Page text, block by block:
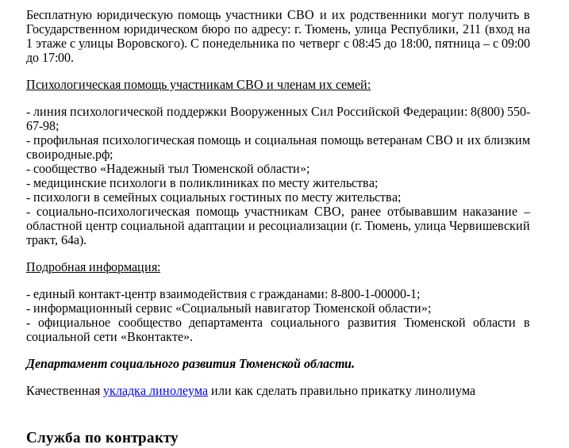
Бесплатную юридическую помощь участники СВО и их родственники могут получить в
Государственном юридическом бюро по адресу: г. Тюмень, улица Республики, 211 (вход на
1 этаже с улицы Воровского). С понедельника по четверг с 08:45 до 18:00, пятница – с 09:00
до 17:00.
Психологическая помощь участникам СВО и членам их семей:
- линия психологической поддержки Вооруженных Сил Российской Федерации: 8(800) 550-
67-98;
- профильная психологическая помощь и социальная помощь ветеранам СВО и их близким
своиродные.рф;
- сообщество «Надежный тыл Тюменской области»;
- медицинские психологи в поликлиниках по месту жительства;
- психологи в семейных социальных гостиных по месту жительства;
- социально-психологическая помощь участникам СВО, ранее отбывавшим наказание –
областной центр социальной адаптации и ресоциализации (г. Тюмень, улица Червишевский
тракт, 64а).
Подробная информация:
- единый контакт-центр взаимодействия с гражданами: 8-800-1-00000-1;
- информационный сервис «Социальный навигатор Тюменской области»;
- официальное сообщество департамента социального развития Тюменской области в
социальной сети «Вконтакте».
Департамент социального развития Тюменской области.
Качественная укладка линолеума или как сделать правильно прикатку линолиума
Служба по контракту